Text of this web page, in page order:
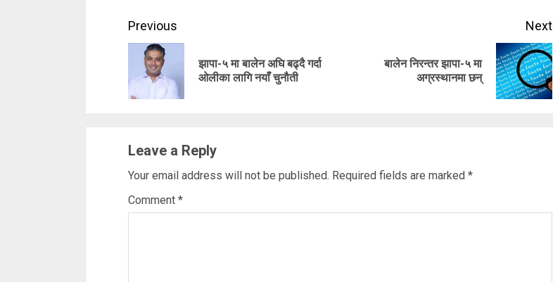
Continue
Reading
Previous
Previous
झापा-५ मा बालेन अघि बढ्दै गर्दा
ओलीका लागि नयाँ चुनौती
Next
बालेन निरन्तर झापा-५ मा
अग्रस्थानमा छन्
Leave a Reply
Your email address will not be published. Required fields are marked *
Comment *